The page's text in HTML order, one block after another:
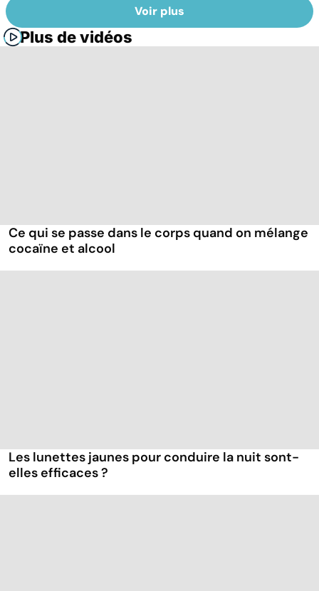
Voir plus
Plus de vidéos
Ce qui se passe dans le corps quand on mélange
cocaïne et alcool
Les lunettes jaunes pour conduire la nuit sont-
elles efficaces ?